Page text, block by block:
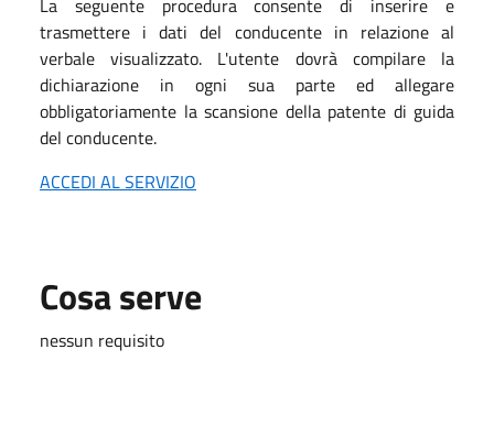
trasmettere i dati del conducente in relazione al
verbale visualizzato. L'utente dovrà compilare la
dichiarazione in ogni sua parte ed allegare
obbligatoriamente la scansione della patente di guida
del conducente.
ACCEDI AL SERVIZIO
Cosa serve
nessun requisito